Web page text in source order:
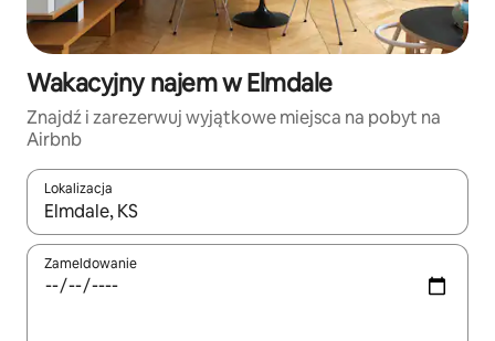
Wakacyjny najem w Elmdale
Znajdź i zarezerwuj wyjątkowe miejsca na pobyt na
Airbnb
Lokalizacja
Gdy wyniki będą dostępne, możesz poruszać się po nich za
Zameldowanie